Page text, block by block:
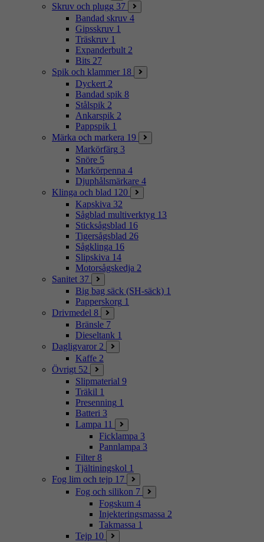
Skruv och plugg 37
Bandad skruv 4
Gipsskruv 1
Träskruv 1
Expanderbult 2
Bits 27
Spik och klammer 18
Dyckert 2
Bandad spik 8
Stålspik 2
Ankarspik 2
Pappspik 1
Märka och markera 19
Markörfärg 3
Snöre 5
Markörpenna 4
Djuphålsmärkare 4
Klinga och blad 120
Kapskiva 32
Sågblad multiverktyg 13
Sticksågsblad 16
Tigersågsblad 26
Sågklinga 16
Slipskiva 14
Motorsågskedja 2
Sanitet 37
Big bag säck (SH-säck) 1
Papperskorg 1
Drivmedel 8
Bränsle 7
Dieseltank 1
Dagligvaror 2
Kaffe 2
Övrigt 52
Slipmaterial 9
Träkil 1
Presenning 1
Batteri 3
Lampa 11
Ficklampa 3
Pannlampa 3
Filter 8
Tjältiningskol 1
Fog lim och tejp 17
Fog och silikon 7
Fogskum 4
Injekteringsmassa 2
Takmassa 1
Tejp 10